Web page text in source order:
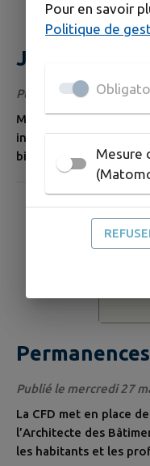
Journée
Publié le vendredi 24
Mercredi 26 août
inclusive autour de
binômes. Gymnase de
Les participants en
relèveront ensemble
communication, dans
boccia, apprentissage
Bâtiments de
Publié le mercredi 27
La CFD met en place
l’Architecte des
les habitants et les
Pour en savoir
Politique de
Mesure